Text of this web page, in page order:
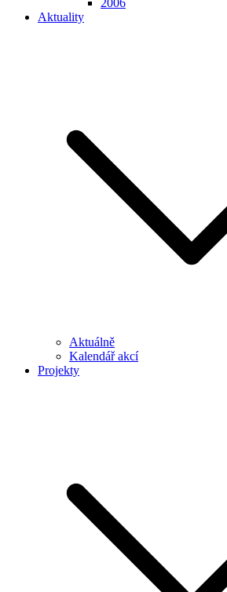
2006
Aktuality
Aktuálně
Kalendář akcí
Projekty